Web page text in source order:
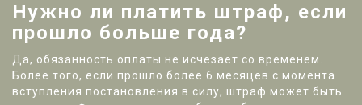
Нужно ли платить штраф, если
прошло больше года?
Да, обязанность оплаты не исчезает со временем.
Более того, если прошло более 6 месяцев с момента
вступления постановления в силу, штраф может быть